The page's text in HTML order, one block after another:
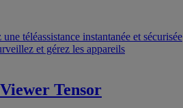
téléassistance instantanée et sécurisée
et gérez les appareils
Tensor